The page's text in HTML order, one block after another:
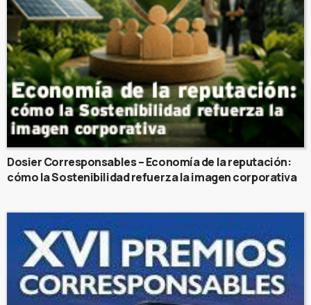
Dosier Corresponsables – Economía de la reputación:
cómo la Sostenibilidad refuerza la imagen corporativa